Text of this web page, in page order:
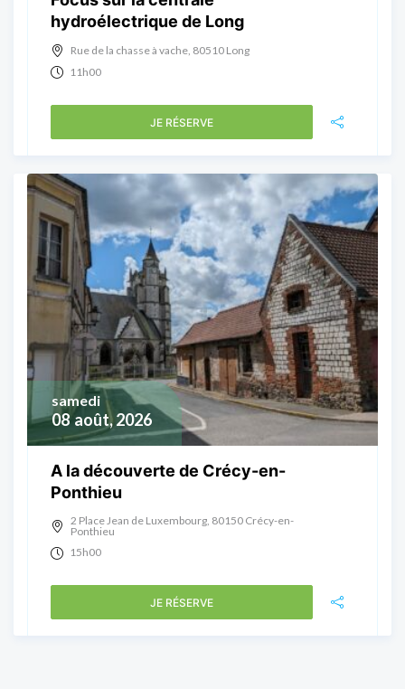
hydroélectrique de Long
Rue de la chasse à vache, 80510 Long
11h00
JE RÉSERVE
08 août, 2026
samedi
A la découverte de Crécy-en-
Ponthieu
2 Place Jean de Luxembourg, 80150 Crécy-en-
Ponthieu
15h00
JE RÉSERVE